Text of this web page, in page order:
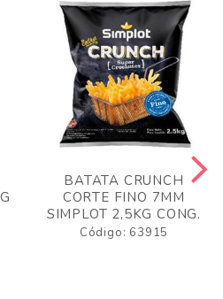
BATATA CRUNCH
CORTE FINO 7MM
SIMPLOT 2,5KG CONG.
Código: 63915